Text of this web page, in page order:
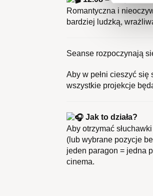
Romantyczna i
bardziej ludzką,
Seanse rozpoczynają
Aby w pełni cieszyć
wszystkie projekcje
Jak to działa?
Aby otrzymać
(lub wybrane pozycje
jeden paragon = jedna
cinema.